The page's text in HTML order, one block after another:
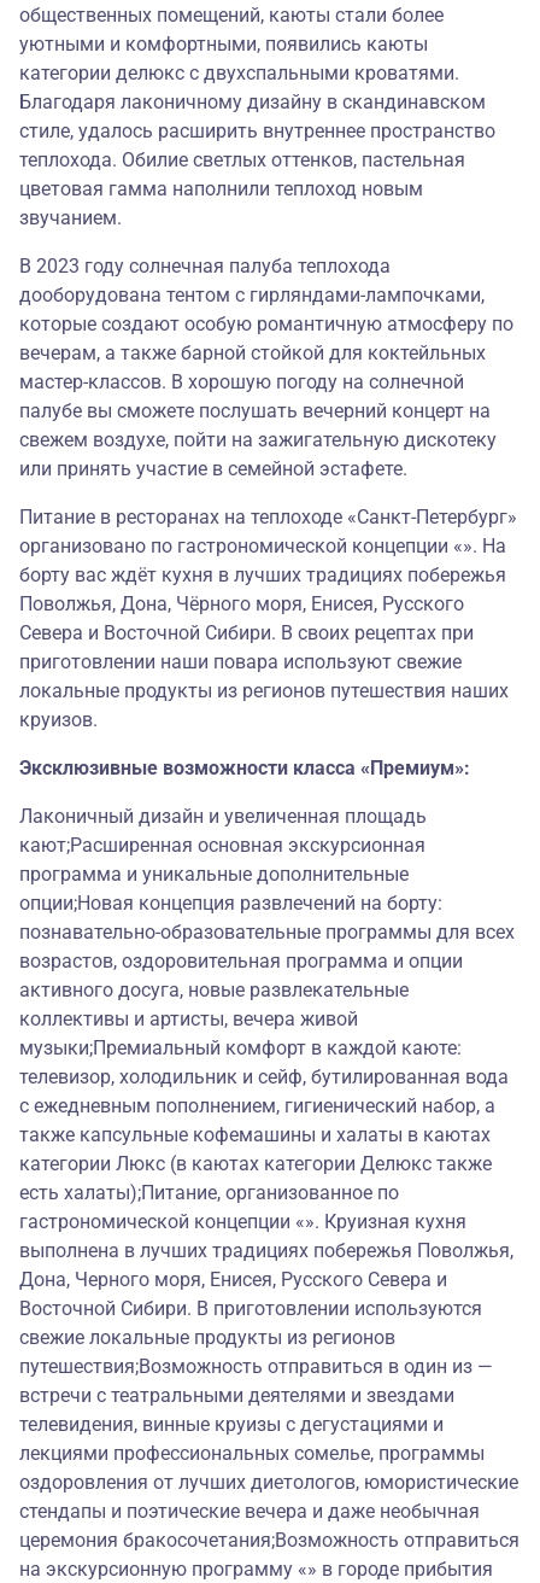
общественных помещений, каюты стали более
уютными и комфортными, появились каюты
категории делюкс с двухспальными кроватями.
Благодаря лаконичному дизайну в скандинавском
стиле, удалось расширить внутреннее пространство
теплохода. Обилие светлых оттенков, пастельная
цветовая гамма наполнили теплоход новым
звучанием.
В 2023 году солнечная палуба теплохода
дооборудована тентом с гирляндами-лампочками,
которые создают особую романтичную атмосферу по
вечерам, а также барной стойкой для коктейльных
мастер-классов. В хорошую погоду на солнечной
палубе вы сможете послушать вечерний концерт на
свежем воздухе, пойти на зажигательную дискотеку
или принять участие в семейной эстафете.
Питание в ресторанах на теплоходе «Санкт-Петербург»
организовано по гастрономической концепции «». На
борту вас ждёт кухня в лучших традициях побережья
Поволжья, Дона, Чёрного моря, Енисея, Русского
Севера и Восточной Сибири. В своих рецептах при
приготовлении наши повара используют свежие
локальные продукты из регионов путешествия наших
круизов.
Эксклюзивные возможности класса «Премиум»:
Лаконичный дизайн и увеличенная площадь
кают;Расширенная основная экскурсионная
программа и уникальные дополнительные
опции;Новая концепция развлечений на борту:
познавательно-образовательные программы для всех
возрастов, оздоровительная программа и опции
активного досуга, новые развлекательные
коллективы и артисты, вечера живой
музыки;Премиальный комфорт в каждой каюте:
телевизор, холодильник и сейф, бутилированная вода
с ежедневным пополнением, гигиенический набор, а
также капсульные кофемашины и халаты в каютах
категории Люкс (в каютах категории Делюкс также
есть халаты);Питание, организованное по
гастрономической концепции «». Круизная кухня
выполнена в лучших традициях побережья Поволжья,
Дона, Черного моря, Енисея, Русского Севера и
Восточной Сибири. В приготовлении используются
свежие локальные продукты из регионов
путешествия;Возможность отправиться в один из —
встречи с театральными деятелями и звездами
телевидения, винные круизы с дегустациями и
лекциями профессиональных сомелье, программы
оздоровления от лучших диетологов, юмористические
стендапы и поэтические вечера и даже необычная
церемония бракосочетания;Возможность отправиться
на экскурсионную программу «» в городе прибытия